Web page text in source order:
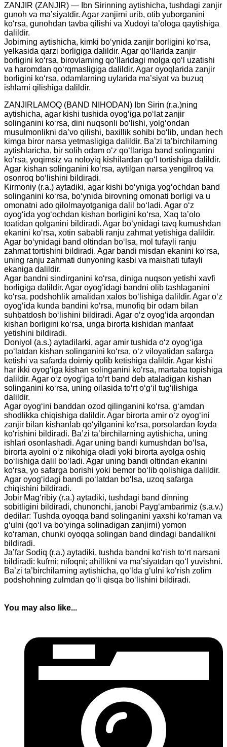
ZANJIR (ZANJIR) — Ibn Sirinning aytishicha, tushdagi zanjir
gunoh va ma’siyatdir. Agar zanjirni urib, otib yuborganini
ko‘rsa, gunohdan tavba qilishi va Xudoyi ta’ologa qaytishiga
dalildir.
Jobirning aytishicha, kimki bo‘ynida zanjir borligini ko‘rsa,
yelkasida qarzi borligiga dalildir. Agar qo‘llarida zanjir
borligini ko‘rsa, birovlarning qo‘llaridagi molga qo‘l uzatishi
va haromdan qo‘rqmasligiga dalildir. Agar oyoqlarida zanjir
borligini ko‘rsa, odamlarning uylarida ma’siyat va buzuq
ishlarni qilishiga dalildir.
ZANJIRLAMOQ (BAND NIHODAN) Ibn Sirin (r.a.)ning
aytishicha, agar kishi tushida oyog‘iga po‘lat zanjir
solinganini ko‘rsa, dini nuqsonli bo‘lishi, yolg‘ondan
musulmonlikni da’vo qilishi, baxillik sohibi bo‘lib, undan hech
kimga biror narsa yetmasligiga dalildir. Ba’zi ta’birchilarning
aytishlaricha, bir solih odam o‘z qo‘llariga band solinganini
ko‘rsa, yoqimsiz va noloyiq kishilardan qo‘l tortishiga dalildir.
Agar kishan solinganini ko‘rsa, aytilgan narsa yengilroq va
osonroq bo‘lishini bildiradi.
Kirmoniy (r.a.) aytadiki, agar kishi bo‘yniga yog‘ochdan band
solinganini ko‘rsa, bo‘ynida birovning omonati borligi va u
omonatni ado qilolmayotganiga dalil bo‘ladi. Agar o‘z
oyog‘ida yog‘ochdan kishan borligini ko‘rsa, Xaq ta’olo
toatidan qolganini bildiradi. Agar bo‘ynidagi tavq kumushdan
ekanini ko‘rsa, xotin sababli ranju zahmat yetishiga dalildir.
Agar bo‘ynidagi band oltindan bo‘lsa, mol tufayli ranju
zahmat tortishini bildiradi. Agar bandi misdan ekanini ko‘rsa,
uning ranju zahmati dunyoning kasbi va maishati tufayli
ekaniga dalildir.
Agar bandni sindirganini ko‘rsa, diniga nuqson yetishi xavfi
borligiga dalildir. Agar oyog‘idagi bandni olib tashlaganini
ko‘rsa, podshohlik amalidan xalos bo‘lishiga dalildir. Agar o‘z
oyog‘ida kunda bandini ko‘rsa, munofiq bir odam bilan
suhbatdosh bo‘lishini bildiradi. Agar o‘z oyog‘ida arqondan
kishan borligini ko‘rsa, unga birorta kishidan manfaat
yetishini bildiradi.
Doniyol (a.s.) aytadilarki, agar amir tushida o‘z oyog‘iga
po‘latdan kishan solinganini ko‘rsa, o‘z viloyatidan safarga
ketishi va safarda doimiy qolib ketishiga dalildir. Agar kishi
har ikki oyog‘iga kishan solinganini ko‘rsa, martaba topishiga
dalildir. Agar o‘z oyog‘iga to‘rt band deb ataladigan kishan
solinganini ko‘rsa, uning oilasida to‘rt o‘g‘il tug‘ilishiga
dalildir.
Agar oyog‘ini banddan ozod qilinganini ko‘rsa, g‘amdan
shodlikka chiqishiga dalildir. Agar birorta amir o‘z oyog‘ini
zanjir bilan kishanlab qo‘yilganini ko‘rsa, porsolardan foyda
ko‘rishini bildiradi. Ba’zi ta’birchilarning aytishicha, uning
ishlari osonlashadi. Agar uning bandi kumushdan bo‘lsa,
birorta ayolni o‘z nikohiga oladi yoki birorta ayolga oshiq
bo‘lishiga dalil bo‘ladi. Agar uning bandi oltindan ekanini
ko‘rsa, yo safarga borishi yoki bemor bo‘lib qolishiga dalildir.
Agar oyog‘idagi bandi po‘latdan bo‘lsa, uzoq safarga
chiqishini bildiradi.
Jobir Mag‘ribiy (r.a.) aytadiki, tushdagi band dinning
sobitligini bildiradi, chunonchi, janobi Payg‘ambarimiz (s.a.v.)
dedilar: Tushda oyoqqa band solinganini yaxshi ko‘raman va
g‘ulni (qo‘l va bo‘yinga solinadigan zanjirni) yomon
ko‘raman, chunki oyoqqa solingan band dindagi bandalikni
bildiradi.
Ja’far Sodiq (r.a.) aytadiki, tushda bandni ko‘rish to‘rt narsani
bildiradi: kufrni; nifoqni; ahillikni va ma’siyatdan qo‘l yuvishni.
Ba’zi ta’birchilarning aytishicha, qo‘lda g‘ulni ko‘rish zolim
podshohning zulmdan qo‘li qisqa bo‘lishini bildiradi.
You may also like...